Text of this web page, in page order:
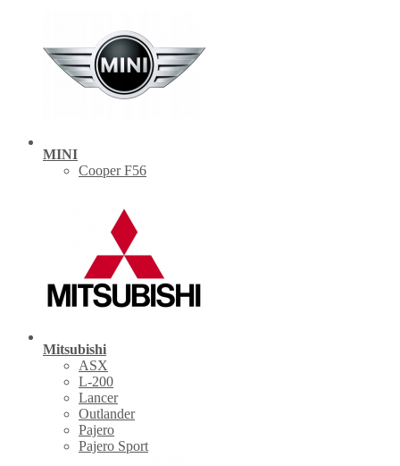
MINI
Cooper F56
Mitsubishi
ASX
L-200
Lancer
Outlander
Pajero
Pajero Sport